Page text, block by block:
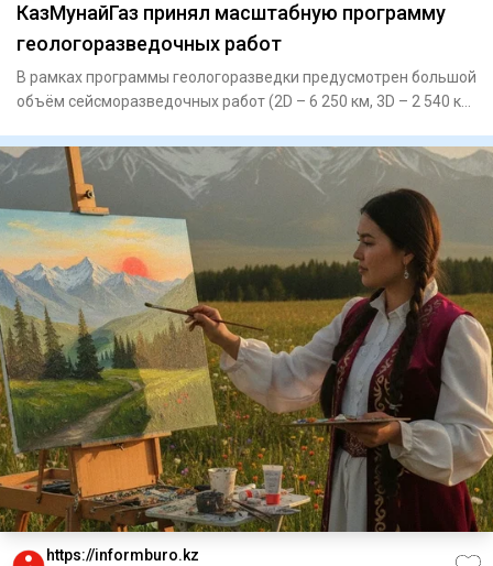
КазМунайГаз принял масштабную программу
геологоразведочных работ
В рамках программы геологоразведки предусмотрен большой
объём сейсморазведочных работ (2D – 6 250 км, 3D – 2 540 кв.
https://informburo.kz